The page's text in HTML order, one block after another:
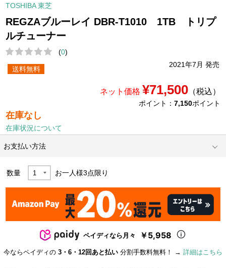
TOSHIBA 東芝
REGZAブルーレイ DBR-T1010 1TB トリプ
ルチューナー
(0)
2021年7月 発売
送料無料
ネット価格 ¥71,500（税込）
ポイント： 7,150ポイント
在庫なし
在庫状況について
お支払い方法
数量 お一人様3点限り
ペイディなら月々 ￥5,958
今ならペイディの 3・6・12回あと払い 分割手数料無料！ → 詳細はこちら